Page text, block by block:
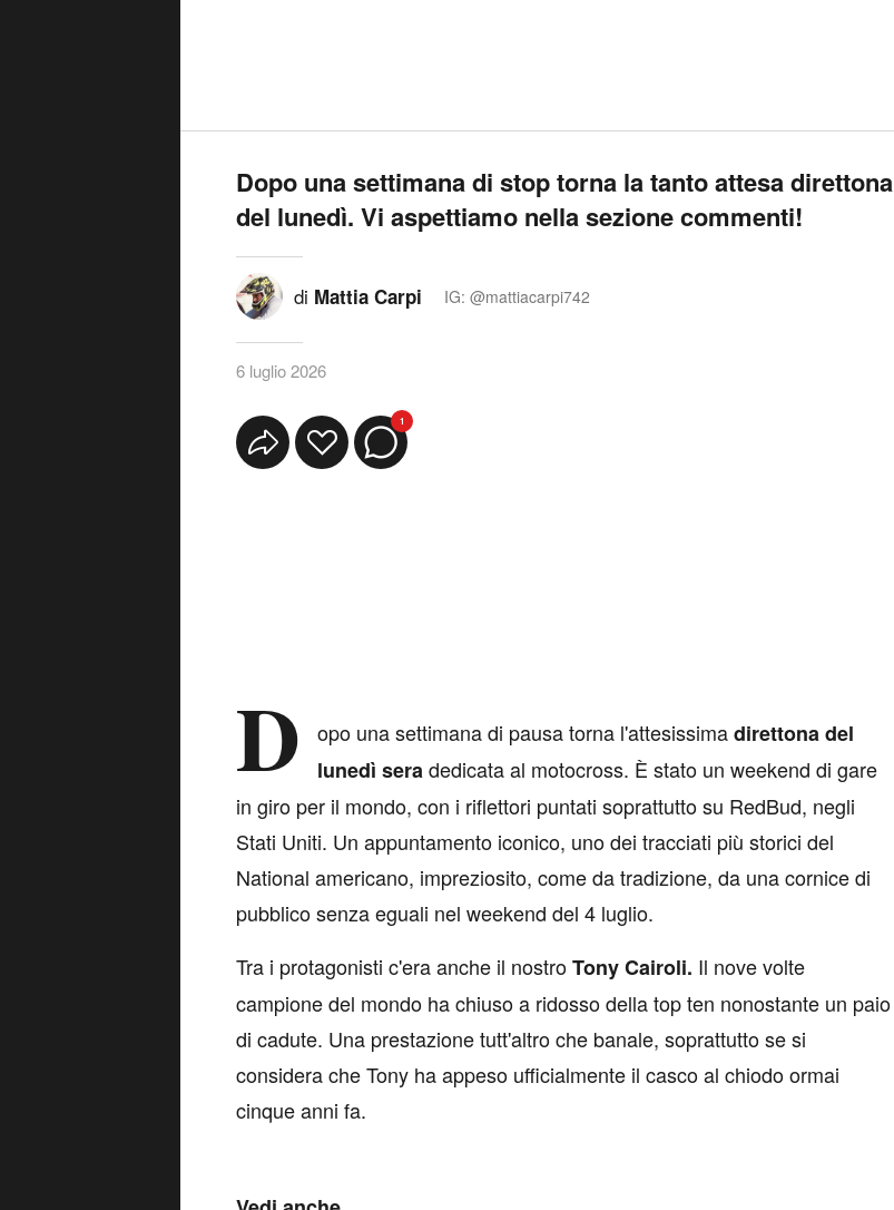
Dopo una settimana di stop torna la tanto attesa direttona
del lunedì. Vi aspettiamo nella sezione commenti!
di Mattia Carpi IG: @mattiacarpi742
6 luglio 2026
1
D opo una settimana di pausa torna l'attesissimadirettona del
lunedì seradedicata al motocross. È stato un weekend di gare
in giro per il mondo, con i riflettori puntati soprattutto su RedBud, negli
Stati Uniti. Un appuntamento iconico, uno dei tracciati più storici del
National americano, impreziosito, come da tradizione, da una cornice di
pubblico senza eguali nel weekend del 4 luglio.
Tra i protagonisti c'era anche il nostroTony Cairoli. Il nove volte
campione del mondo ha chiuso a ridosso della top ten nonostante un paio
di cadute. Una prestazione tutt'altro che banale, soprattutto se si
considera che Tony ha appeso ufficialmente il casco al chiodo ormai
cinque anni fa.